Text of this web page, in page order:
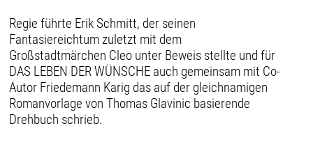
Regie führte Erik Schmitt, der seinen
Fantasiereichtum zuletzt mit dem
Großstadtmärchen Cleo unter Beweis stellte und für
DAS LEBEN DER WÜNSCHE auch gemeinsam mit Co-
Autor Friedemann Karig das auf der gleichnamigen
Romanvorlage von Thomas Glavinic basierende
Drehbuch schrieb.